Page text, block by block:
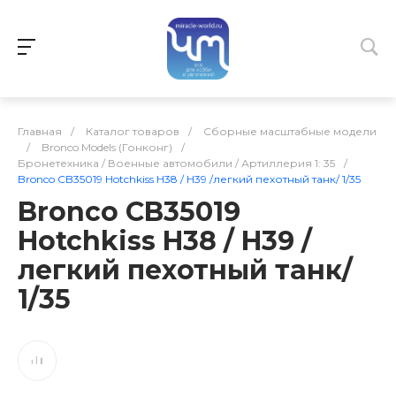
Главная / Каталог товаров /
Сборные масштабные модели
/
Bronco Models (Гонконг)
/
Бронетехника / Военные автомобили / Артиллерия 1: 35
/
Bronco CB35019 Hotchkiss H38 / H39 /легкий пехотный танк/ 1/35
Bronco CB35019
Hotchkiss H38 / H39 /
легкий пехотный танк/
1/35